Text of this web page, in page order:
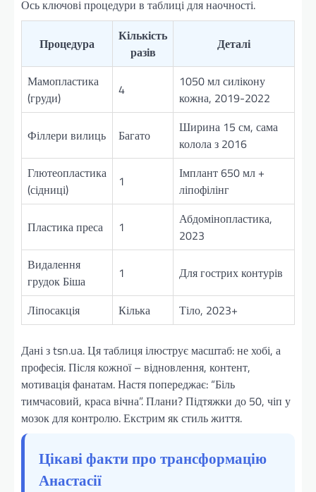
Ось ключові процедури в таблиці для наочності.
Процедура
Кількість
разів
Деталі
Мамопластика
(груди)
4
1050 мл силікону
кожна, 2019-2022
Філлери вилиць Багато
Ширина 15 см, сама
колола з 2016
Глютеопластика
(сідниці)
1
Імплант 650 мл +
ліпофілінг
Пластика преса 1
Абдомінопластика,
2023
Видалення
грудок Біша
1 Для гострих контурів
Ліпосакція Кілька Тіло, 2023+
Дані з tsn.ua. Ця таблиця ілюструє масштаб: не хобі, а
професія. Після кожної – відновлення, контент,
мотивація фанатам. Настя попереджає: “Біль
тимчасовий, краса вічна”. Плани? Підтяжки до 50, чіп у
мозок для контролю. Екстрим як стиль життя.
Цікаві факти про трансформацію
Анастасії